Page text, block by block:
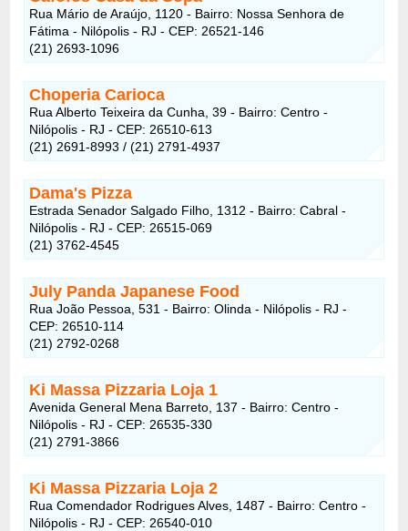
Rua Mário de Araújo, 1120 - Bairro: Nossa Senhora de
Fátima - Nilópolis - RJ - CEP: 26521-146
(21) 2693-1096
Choperia Carioca
Rua Alberto Teixeira da Cunha, 39 - Bairro: Centro -
Nilópolis - RJ - CEP: 26510-613
(21) 2691-8993 / (21) 2791-4937
Dama's Pizza
Estrada Senador Salgado Filho, 1312 - Bairro: Cabral -
Nilópolis - RJ - CEP: 26515-069
(21) 3762-4545
July Panda Japanese Food
Rua João Pessoa, 531 - Bairro: Olinda - Nilópolis - RJ -
CEP: 26510-114
(21) 2792-0268
Ki Massa Pizzaria Loja 1
Avenida General Mena Barreto, 137 - Bairro: Centro -
Nilópolis - RJ - CEP: 26535-330
(21) 2791-3866
Ki Massa Pizzaria Loja 2
Rua Comendador Rodrigues Alves, 1487 - Bairro: Centro -
Nilópolis - RJ - CEP: 26540-010